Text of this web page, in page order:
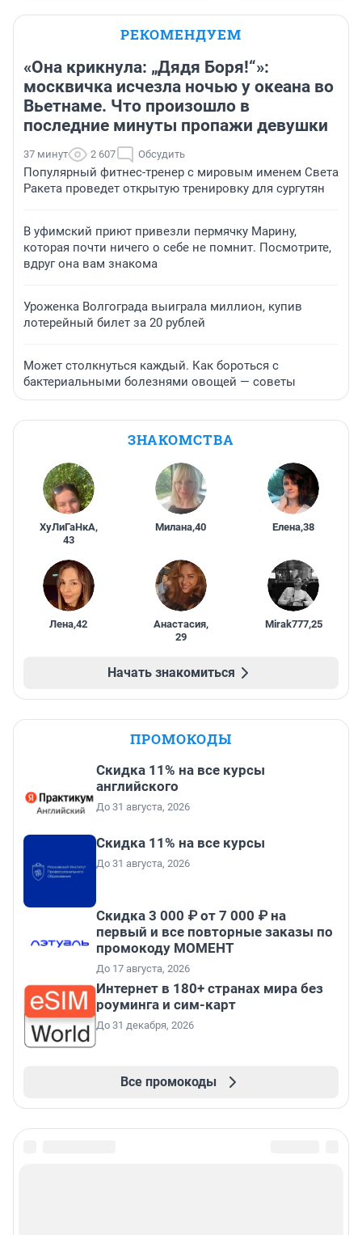
РЕКОМЕНДУЕМ
«Она крикнула: „Дядя Боря!“»:
москвичка исчезла ночью у океана во
Вьетнаме. Что произошло в
последние минуты пропажи девушки
37 минут 2 607 Обсудить
Популярный фитнес-тренер с мировым именем Света
Ракета проведет открытую тренировку для сургутян
В уфимский приют привезли пермячку Марину,
которая почти ничего о себе не помнит. Посмотрите,
вдруг она вам знакома
Уроженка Волгограда выиграла миллион, купив
лотерейный билет за 20 рублей
Может столкнуться каждый. Как бороться с
бактериальными болезнями овощей — советы
ЗНАКОМСТВА
ХуЛиГаНкА,
43
Милана,40 Елена,38
Лена,42 Анастасия,
29
Mirak777,25
Начать знакомиться
ПРОМОКОДЫ
Скидка 11% на все курсы
английского
До 31 августа, 2026
Скидка 11% на все курсы
До 31 августа, 2026
Скидка 3 000 ₽ от 7 000 ₽ на
первый и все повторные заказы по
промокоду МОМЕНТ
До 17 августа, 2026
Интернет в 180+ странах мира без
роуминга и сим-карт
До 31 декабря, 2026
Все промокоды